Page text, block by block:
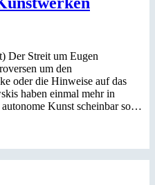
Der Streit um Eugen
um den
oder die Hinweise auf das
haben einmal mehr in
Kunst scheinbar so…